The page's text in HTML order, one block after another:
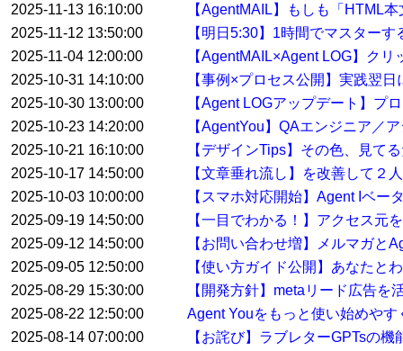
2025-11-13 16:10:00
【AgentMAIL】もしも「HTML
2025-11-12 13:50:00
【明日5:30】1時間でマスター
2025-11-04 12:00:00
【AgentMAIL×Agent LOG】ク
2025-10-31 14:10:00
【事例×プロセス公開】実践翌
2025-10-30 13:00:00
【Agent LOGアップデート】プ
2025-10-23 14:20:00
【AgentYou】QAエンジニア／
2025-10-21 16:10:00
【デザインTips】その色、見て
2025-10-17 14:50:00
【文章垂れ流し】を改善して２
2025-10-03 10:00:00
【スマホ対応開始】Agent Iベー
2025-09-19 14:50:00
【一目でわかる！】アクセス元
2025-09-12 14:50:00
【お問い合わせ増】メルマガと
2025-09-05 12:50:00
【使い方ガイド公開】あなたと
2025-08-29 15:30:00
【開発方針】metaリード広告を
2025-08-22 12:50:00
Agent Youをもっと使い始めや
2025-08-14 07:00:00
【お詫び】ラブレターGPTsの